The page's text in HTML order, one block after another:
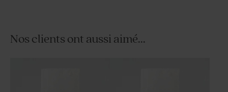
Nos clients ont aussi aimé...